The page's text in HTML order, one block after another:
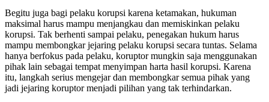
Begitu juga bagi pelaku korupsi karena ketamakan, hukuman
maksimal harus mampu menjangkau dan memiskinkan pelaku
korupsi. Tak berhenti sampai pelaku, penegakan hukum harus
mampu membongkar jejaring pelaku korupsi secara tuntas. Selama
hanya berfokus pada pelaku, koruptor mungkin saja menggunakan
pihak lain sebagai tempat menyimpan harta hasil korupsi. Karena
itu, langkah serius mengejar dan membongkar semua pihak yang
jadi jejaring koruptor menjadi pilihan yang tak terhindarkan.